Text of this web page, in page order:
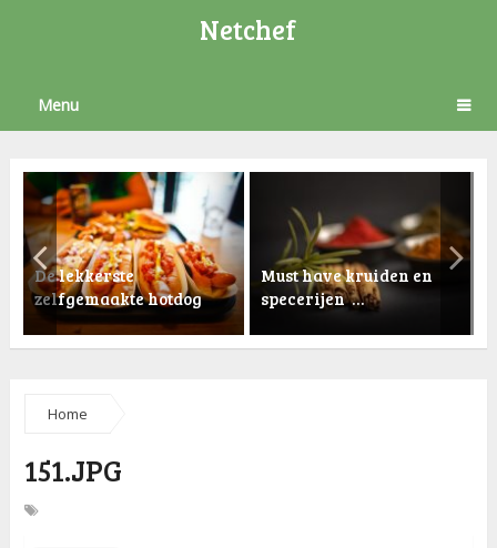
Netchef
Menu
De lekkerste
zelfgemaakte hotdog
Must have kruiden en
specerijen …
Home
151.JPG